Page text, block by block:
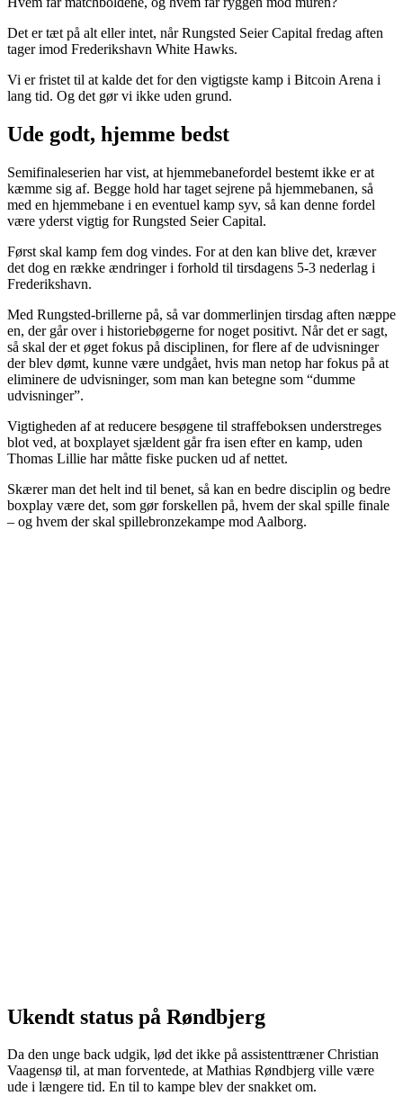
Det er tæt på alt eller intet, når Rungsted Seier Capital fredag aften
tager imod Frederikshavn White Hawks.
Vi er fristet til at kalde det for den vigtigste kamp i Bitcoin Arena i
lang tid. Og det gør vi ikke uden grund.
Ude godt, hjemme bedst
Semifinaleserien har vist, at hjemmebanefordel bestemt ikke er at
kæmme sig af. Begge hold har taget sejrene på hjemmebanen, så
med en hjemmebane i en eventuel kamp syv, så kan denne fordel
være yderst vigtig for Rungsted Seier Capital.
Først skal kamp fem dog vindes. For at den kan blive det, kræver
det dog en række ændringer i forhold til tirsdagens 5-3 nederlag i
Frederikshavn.
Med Rungsted-brillerne på, så var dommerlinjen tirsdag aften næppe
en, der går over i historiebøgerne for noget positivt. Når det er sagt,
så skal der et øget fokus på disciplinen, for flere af de udvisninger
der blev dømt, kunne være undgået, hvis man netop har fokus på at
eliminere de udvisninger, som man kan betegne som “dumme
udvisninger”.
Vigtigheden af at reducere besøgene til straffeboksen understreges
blot ved, at boxplayet sjældent går fra isen efter en kamp, uden
Thomas Lillie har måtte fiske pucken ud af nettet.
Skærer man det helt ind til benet, så kan en bedre disciplin og bedre
boxplay være det, som gør forskellen på, hvem der skal spille finale
– og hvem der skal spillebronzekampe mod Aalborg.
Ukendt status på Røndbjerg
Da den unge back udgik, lød det ikke på assistenttræner Christian
Vaagensø til, at man forventede, at Mathias Røndbjerg ville være
ude i længere tid. En til to kampe blev der snakket om.